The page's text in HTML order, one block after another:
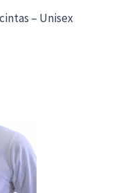
– Unisex